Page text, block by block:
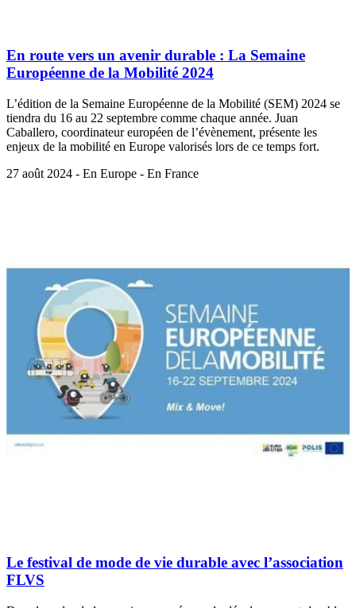
En route vers un avenir durable : La Semaine
Européenne de la Mobilité 2024
L’édition de la Semaine Européenne de la Mobilité (SEM) 2024 se
tiendra du 16 au 22 septembre comme chaque année. Juan
Caballero, coordinateur européen de l’évènement, présente les
enjeux de la mobilité en Europe valorisés lors de ce temps fort.
27 août 2024 - En Europe - En France
Le festival de mode de vie durable avec l’association
FLVS